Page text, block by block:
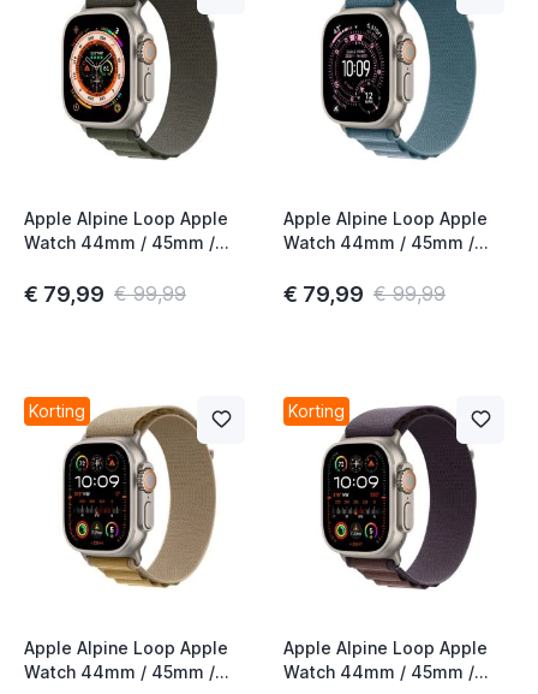
Apple Alpine Loop Apple
Watch 44mm / 45mm /
Medium
€ 79,99 € 99,99
Apple Alpine Loop Apple
Watch 44mm / 45mm /
Medium
€ 79,99 € 99,99
Korting
Apple Alpine Loop Apple
Watch 44mm / 45mm /
Korting
Apple Alpine Loop Apple
Watch 44mm / 45mm /